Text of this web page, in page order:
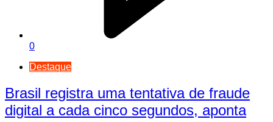
0
Destaque
Brasil registra uma tentativa de fraude
digital a cada cinco segundos, aponta